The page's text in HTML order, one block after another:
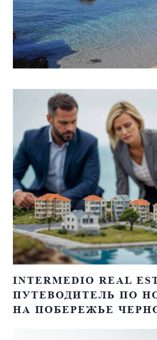
INTERMEDIO REAL
ПУТЕВОДИТЕЛЬ ПО
НА ПОБЕРЕЖЬЕ